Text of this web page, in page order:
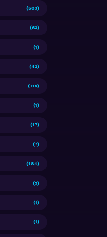
(503)
(63)
(1)
(43)
(115)
(1)
(17)
(7)
(184)
(9)
(1)
(1)